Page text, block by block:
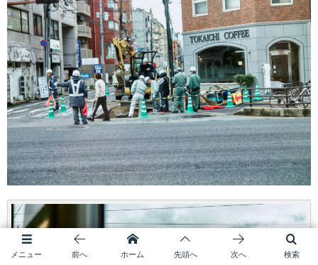
メニュー 検索
前へ ホーム 先頭へ 次へ